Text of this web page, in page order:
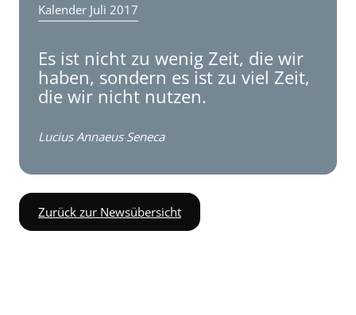
Kalender Juli 2017
Es ist nicht zu wenig Zeit, die wir
haben, sondern es ist zu viel Zeit,
die wir nicht nutzen.
Lucius Annaeus Seneca
Zurück zur Newsübersicht